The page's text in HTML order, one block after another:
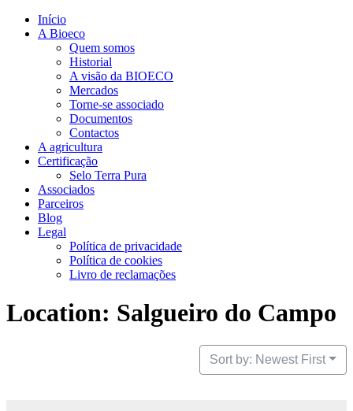
Início
A Bioeco
Quem somos
Historial
A visão da BIOECO
Mercados
Torne-se associado
Documentos
Contactos
A agricultura
Certificação
Selo Terra Pura
Associados
Parceiros
Blog
Legal
Política de privacidade
Política de cookies
Livro de reclamações
Location: Salgueiro do Campo
Sort by: Newest First